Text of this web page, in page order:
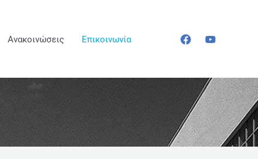
Ανακοινώσεις Επικοινωνία